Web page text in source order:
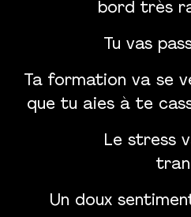
bord très
Tu vas
Ta formation va se
que tu aies à te
Le stress
Un doux